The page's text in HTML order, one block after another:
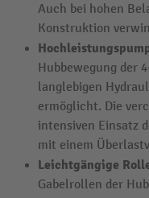
Auch bei hohen
Konstruktion
Hubbewegung der
langlebigen
ermöglicht. Die
intensiven Einsatz
mit einem
Leichtgängige
Gabelrollen der